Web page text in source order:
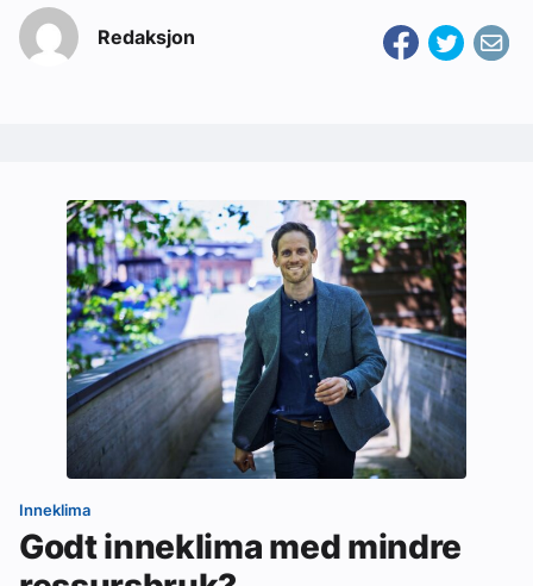
Redaksjon
Inneklima
Godt inneklima med mindre